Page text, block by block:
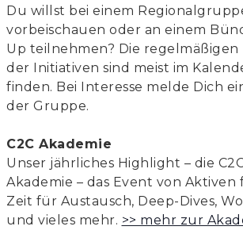
Du willst bei einem
vorbeischauen oder an einem
Up teilnehmen? Die regelmäßigen
der Initiativen sind meist im
finden. Bei Interesse melde Dich
der Gruppe.
C2C Akademie
Unser jährliches Highlight – die
Akademie – das Event von Aktiven
Zeit für Austausch, Deep-Dives,
und vieles mehr. >> mehr zur